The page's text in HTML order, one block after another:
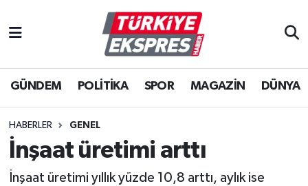
GÜNDEM POLİTİKA SPOR MAGAZİN DÜNYA
HABERLER GENEL
İnşaat üretimi arttı
İnşaat üretimi yıllık yüzde 10,8 arttı, aylık ise
İstanbul Nöbetçi Eczaneler
İstanbul Hava Durumu
İstanbul Namaz Vakitleri
İstanbul Trafik Yoğunluk Haritası